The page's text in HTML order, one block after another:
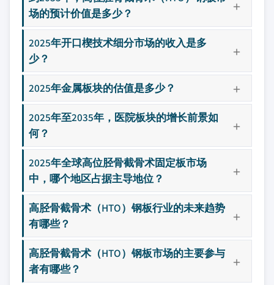
场的预计价值是多少？
2025年开口楔技术细分市场的收入是多
少？
2025年金属板块的估值是多少？
2025年至2035年，医院板块的增长前景如
何？
2025年全球高位胫骨截骨术固定板市场
中，哪个地区占据主导地位？
高胫骨截骨术（HTO）钢板行业的未来趋势
有哪些？
高胫骨截骨术（HTO）钢板市场的主要参与
者有哪些？